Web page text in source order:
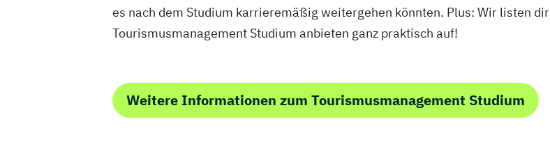
es nach dem Studium karrieremäßig weitergehen könnten. Plus: Wir listen
Tourismusmanagement Studium anbieten ganz praktisch auf!
Weitere Informationen zum Tourismusmanagement Studium